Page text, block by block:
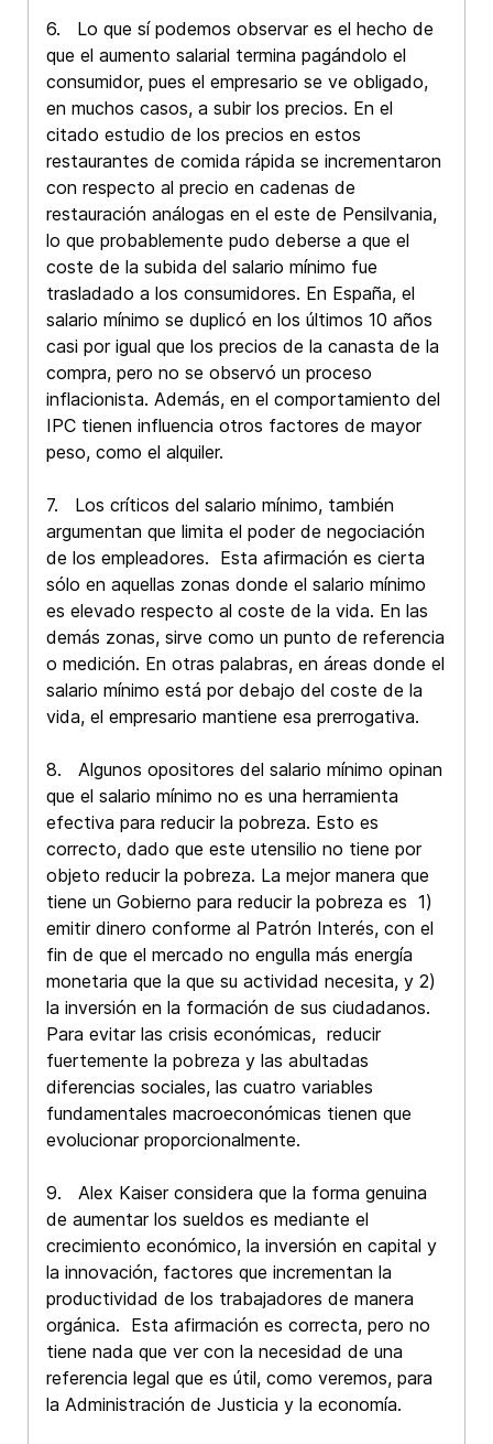
6. Lo que sí podemos observar es el hecho de
que el aumento salarial termina pagándolo el
consumidor, pues el empresario se ve obligado,
en muchos casos, a subir los precios. En el
citado estudio de los precios en estos
restaurantes de comida rápida se incrementaron
con respecto al precio en cadenas de
restauración análogas en el este de Pensilvania,
lo que probablemente pudo deberse a que el
coste de la subida del salario mínimo fue
trasladado a los consumidores. En España, el
salario mínimo se duplicó en los últimos 10 años
casi por igual que los precios de la canasta de la
compra, pero no se observó un proceso
inflacionista. Además, en el comportamiento del
IPC tienen influencia otros factores de mayor
peso, como el alquiler.
7. Los críticos del salario mínimo, también
argumentan que limita el poder de negociación
de los empleadores. Esta afirmación es cierta
sólo en aquellas zonas donde el salario mínimo
es elevado respecto al coste de la vida. En las
demás zonas, sirve como un punto de referencia
o medición. En otras palabras, en áreas donde el
salario mínimo está por debajo del coste de la
vida, el empresario mantiene esa prerrogativa.
8. Algunos opositores del salario mínimo opinan
que el salario mínimo no es una herramienta
efectiva para reducir la pobreza. Esto es
correcto, dado que este utensilio no tiene por
objeto reducir la pobreza. La mejor manera que
tiene un Gobierno para reducir la pobreza es 1)
emitir dinero conforme al Patrón Interés, con el
fin de que el mercado no engulla más energía
monetaria que la que su actividad necesita, y 2)
la inversión en la formación de sus ciudadanos.
Para evitar las crisis económicas, reducir
fuertemente la pobreza y las abultadas
diferencias sociales, las cuatro variables
fundamentales macroeconómicas tienen que
evolucionar proporcionalmente.
9. Alex Kaiser considera que la forma genuina
de aumentar los sueldos es mediante el
crecimiento económico, la inversión en capital y
la innovación, factores que incrementan la
productividad de los trabajadores de manera
orgánica. Esta afirmación es correcta, pero no
tiene nada que ver con la necesidad de una
referencia legal que es útil, como veremos, para
la Administración de Justicia y la economía.